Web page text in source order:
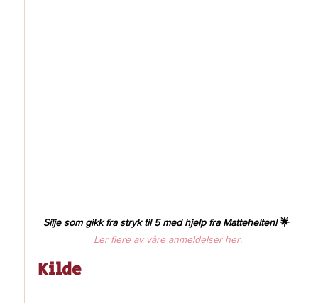
Silje som gikk fra stryk til 5 med hjelp fra Mattehelten! 🌟
Ler flere av våre anmeldelser her.
Kilde